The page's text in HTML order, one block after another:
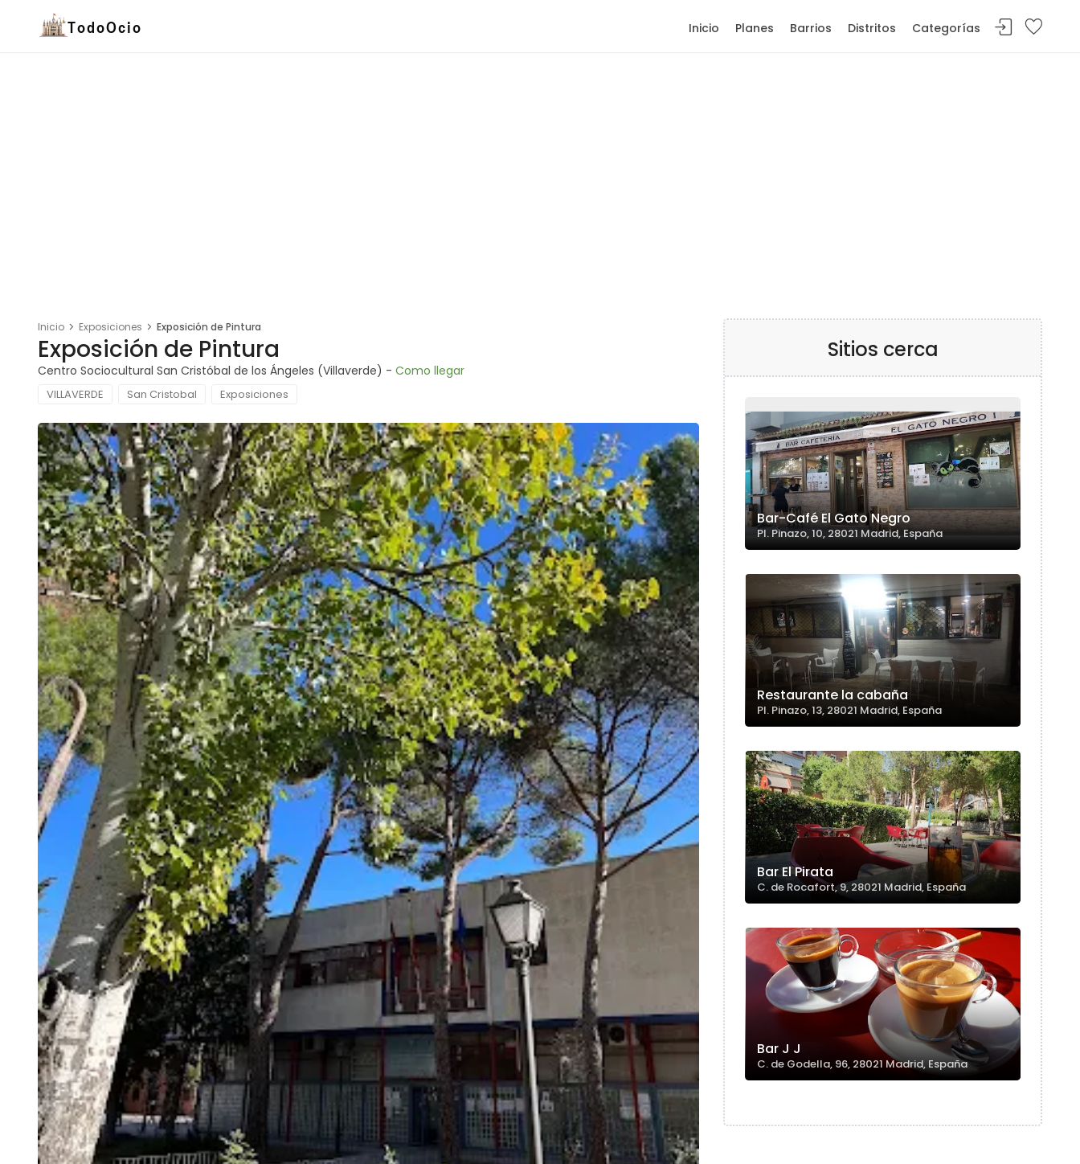
Inicio Planes Barrios Distritos Categorías
Inicio Exposiciones Exposición de Pintura
Exposición de Pintura
Centro Sociocultural San Cristóbal de los Ángeles (Villaverde) - Como llegar
VILLAVERDE San Cristobal Exposiciones
Sitios cerca
Bar-Café El Gato Negro
Pl. Pinazo, 10, 28021 Madrid, España
Restaurante la cabaña
Pl. Pinazo, 13, 28021 Madrid, España
Bar El Pirata
C. de Rocafort, 9, 28021 Madrid, España
Bar J J
C. de Godella, 96, 28021 Madrid, España